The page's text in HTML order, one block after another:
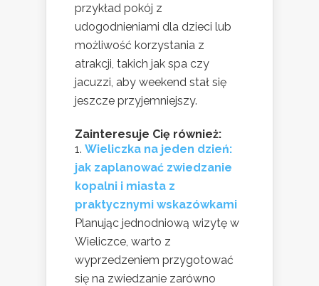
przykład pokój z
udogodnieniami dla dzieci lub
możliwość korzystania z
atrakcji, takich jak spa czy
jacuzzi, aby weekend stał się
jeszcze przyjemniejszy.
Zainteresuje Cię również:
Wieliczka na jeden dzień:
jak zaplanować zwiedzanie
kopalni i miasta z
praktycznymi wskazówkami
Planując jednodniową wizytę w
Wieliczce, warto z
wyprzedzeniem przygotować
się na zwiedzanie zarówno